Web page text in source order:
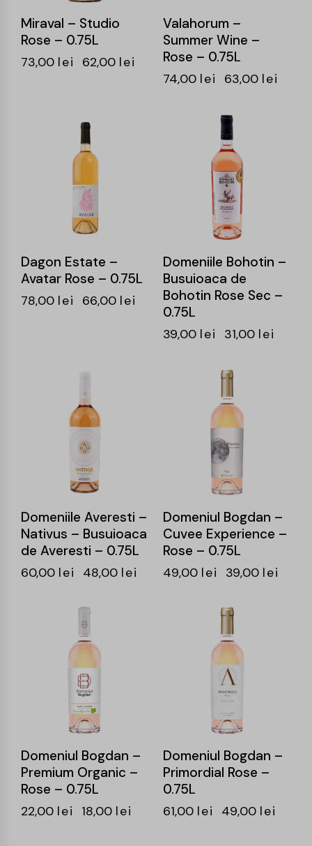
Miraval – Studio
Rose – 0.75L
73,00 lei 62,00 lei
Valahorum –
Summer Wine –
Rose – 0.75L
74,00 lei 63,00 lei
Dagon Estate –
Avatar Rose – 0.75L
78,00 lei 66,00 lei
Domeniile Bohotin –
Busuioaca de
Bohotin Rose Sec –
0.75L
39,00 lei 31,00 lei
Domeniile Averesti –
Nativus – Busuioaca
de Averesti – 0.75L
60,00 lei 48,00 lei
Domeniul Bogdan –
Cuvee Experience –
Rose – 0.75L
49,00 lei 39,00 lei
Domeniul Bogdan –
Premium Organic –
Rose – 0.75L
22,00 lei 18,00 lei
Domeniul Bogdan –
Primordial Rose –
0.75L
61,00 lei 49,00 lei